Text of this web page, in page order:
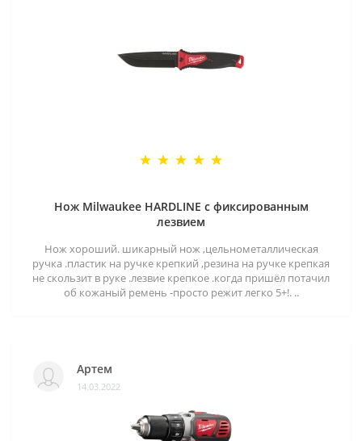
Нож Milwaukee HARDLINE с фиксированным
лезвием
Нож хороший. шикарный нож ,цельнометаллическая
ручка .пластик на ручке крепкий ,резина на ручке крепкая
не скользит в руке .лезвие крепкое .когда пришёл потачил
об кожаный ремень -просто режит легко 5+!. ..
Артем
14.03.2022